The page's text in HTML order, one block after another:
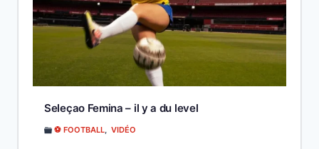
Seleçao Femina – il y a du level
⚽ FOOTBALL, VIDÉO